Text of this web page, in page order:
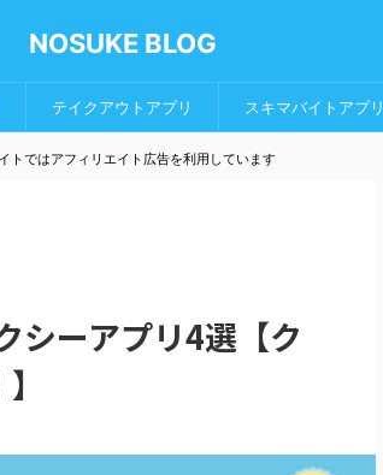
NOSUKE BLOG
テイクアウトアプリ スキマバイトアプリ
トではアフィリエイト広告を利用しています
シーアプリ4選【ク